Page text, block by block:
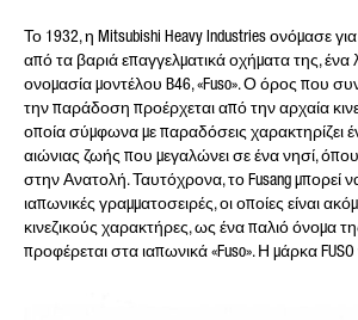
προστασία δεδομένων.Πληροφορίες
δεδομένων.
Το 1932, η Mitsubishi Heavy Industries ονόμασε
από τα βαριά επαγγελματικά οχήματα της, ένα
ονομασία μοντέλου B46, «Fuso». Ο όρος που
την παράδοση προέρχεται από την αρχαία
οποία σύμφωνα με παραδόσεις χαρακτηρίζει
αιώνιας ζωής που μεγαλώνει σε ένα νησί,
στην Ανατολή. Ταυτόχρονα, το Fusang μπορεί
ιαπωνικές γραμματοσειρές, οι οποίες είναι
κινεζικούς χαρακτήρες, ως ένα παλιό όνομα
προφέρεται στα ιαπωνικά «Fuso». Η μάρκα